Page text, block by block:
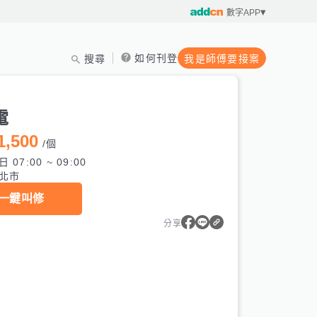
數字APP
搜尋 如何刊登 我是師傅要接案
/個
07:00 ~ 09:00
市
鍵叫修
分享